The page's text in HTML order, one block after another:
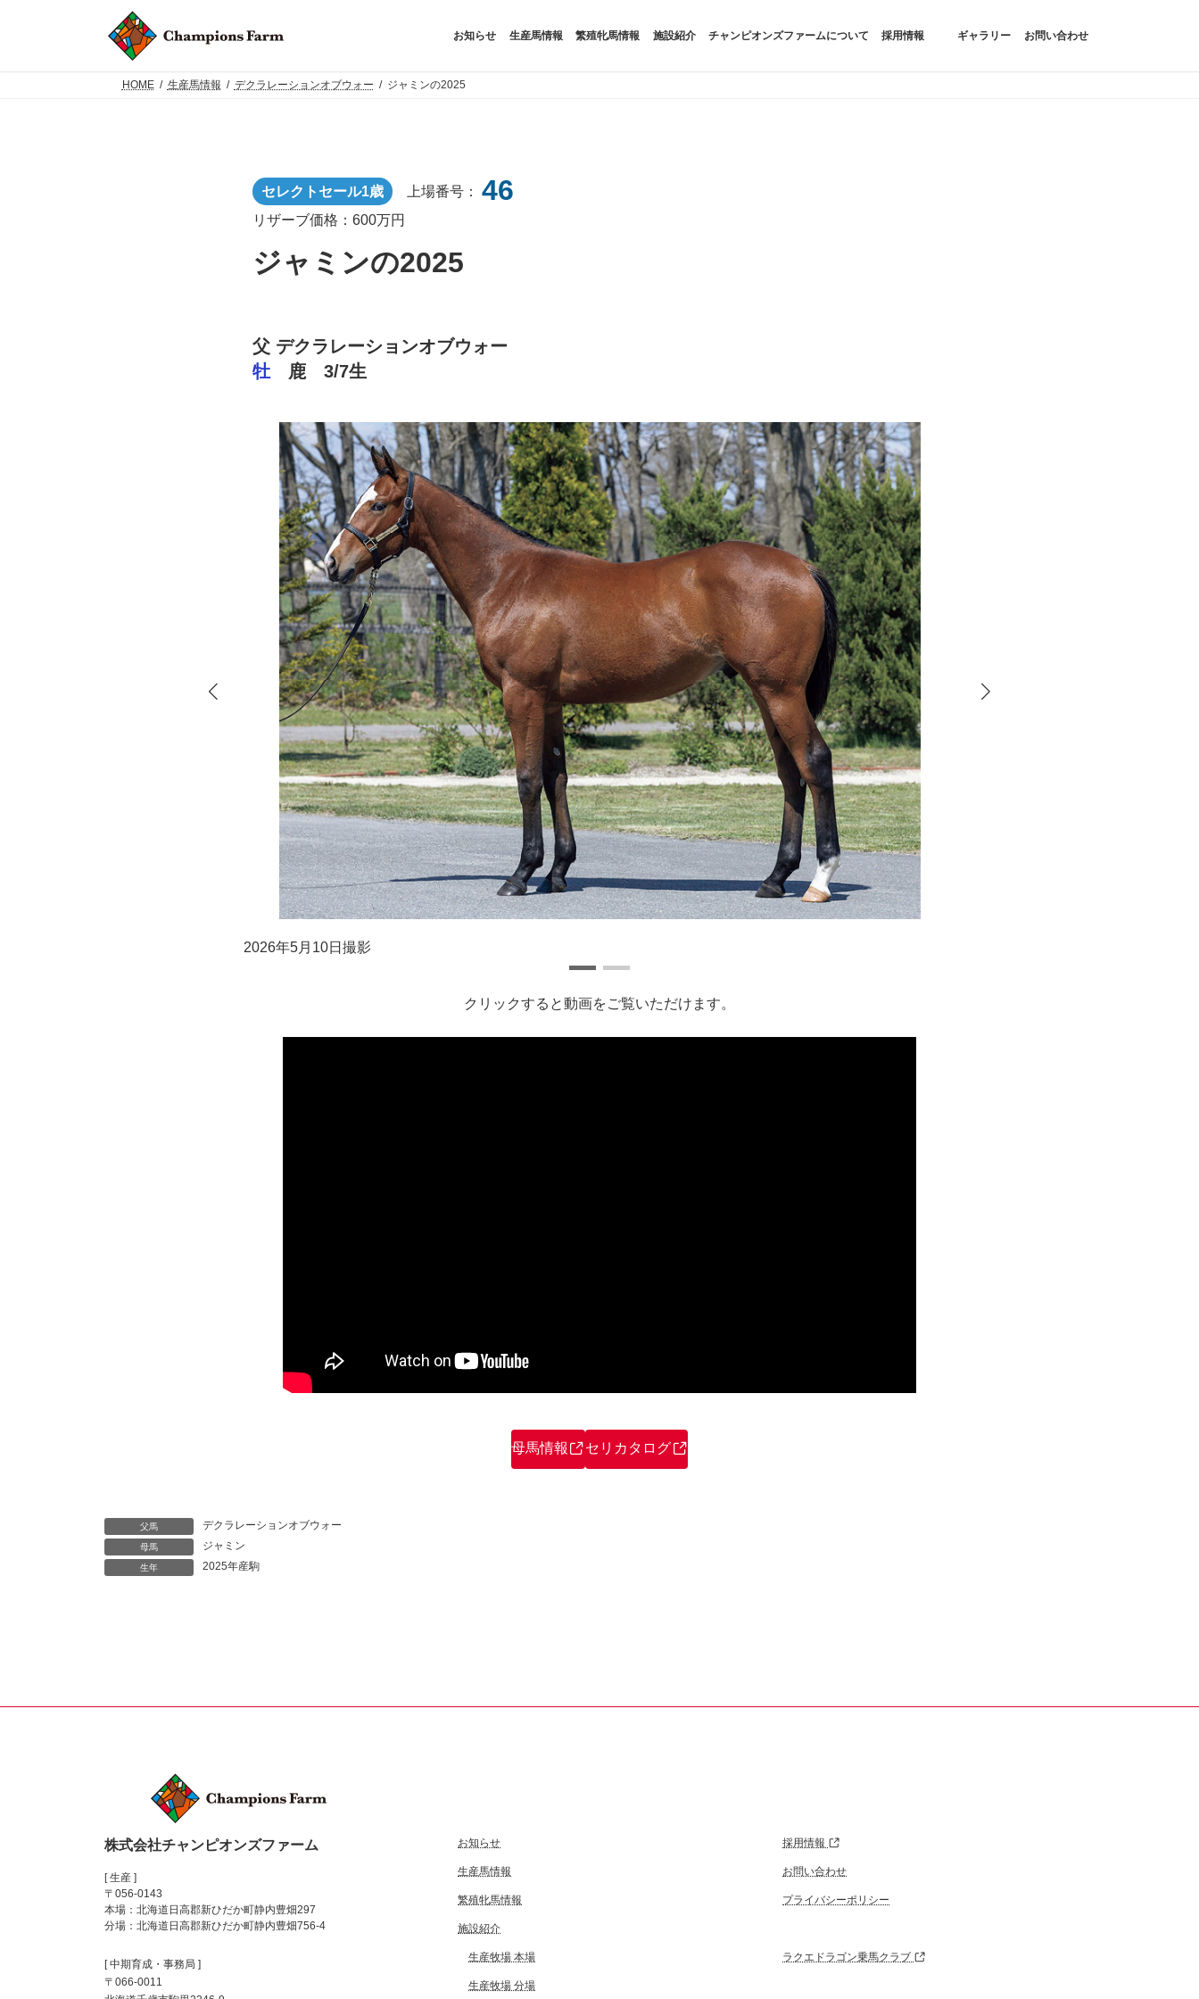
お知らせ 生産馬情報 繁殖牝馬情報 施設紹介 チャンピオンズファームについて 採用情報 ギャラリー お問い合わせ
HOME 生産馬情報 デクラレーションオブウォー ジャミンの2025
セレクトセール1歳 上場番号： 46
リザーブ価格：600万円
ジャミンの2025
父 デクラレーションオブウォー
牡鹿3/7生
2026年5月10日撮影
クリックすると動画をご覧いただけます。
母馬情報 セリカタログ
父馬 デクラレーションオブウォー
母馬 ジャミン
生年 2025年産駒
株式会社チャンピオンズファーム
[ 生産 ]
〒056-0143
本場：北海道日高郡新ひだか町静内豊畑297
分場：北海道日高郡新ひだか町静内豊畑756-4
[ 中期育成・事務局 ]
〒066-0011
お知らせ
生産馬情報
繁殖牝馬情報
施設紹介
生産牧場 本場
生産牧場 分場
採用情報
お問い合わせ
プライバシーポリシー
ラクエドラゴン乗馬クラブ